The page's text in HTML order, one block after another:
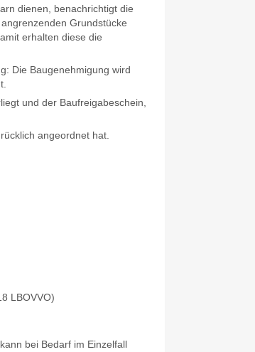
dienen, benachrichtigt die
Grundstücke
erhalten diese die
Die Baugenehmigung wird
und der Baufreigabeschein,
angeordnet hat.
LBOVVO)
bei Bedarf im Einzelfall